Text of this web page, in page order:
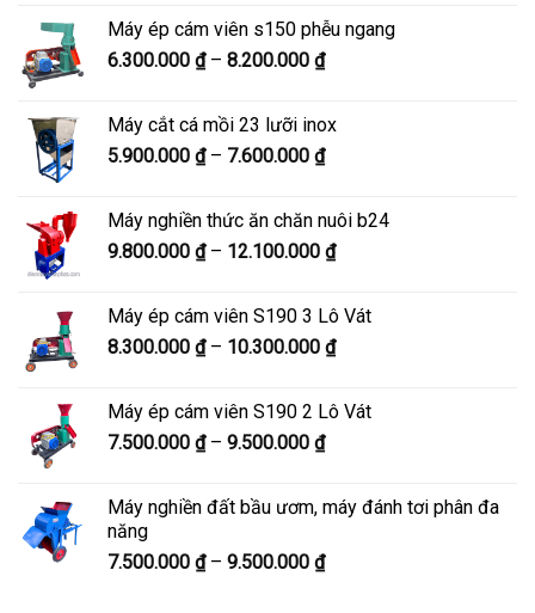
từ
6.900.000 ₫
đến
Máy ép cám viên s150 phễu ngang
6.300.000 ₫ – 8.200.000 ₫Khoảng
6.300.000 ₫
đến
Máy cắt cá mồi 23 lưỡi inox
5.900.000 ₫ – 7.600.000 ₫Khoảng
5.900.000 ₫
đến
Máy nghiền thức ăn chăn nuôi b24
9.800.000 ₫ – 12.100.000 ₫Khoảng
9.800.000 ₫
đến
Máy ép cám viên S190 3 Lô Vát
8.300.000 ₫ – 10.300.000 ₫Khoảng
8.300.000 ₫
Máy ép cám viên S190 2 Lô Vát
7.500.000 ₫ – 9.500.000 ₫Khoảng
7.500.000 ₫
9.500.000 ₫
Máy nghiền đất bầu ươm, máy đánh tơi phân đa
năng
7.500.000 ₫ – 9.500.000 ₫Khoảng